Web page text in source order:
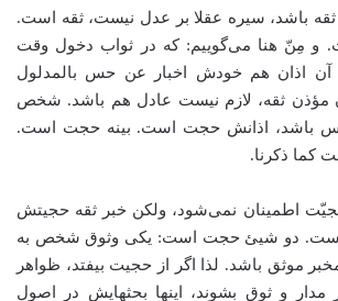
باشد، سیره عقلا بر عدل نیست، ثقه است.
و مِنّ هنا می‌گوییم: که در ثواب دخول وقت
آن اذان هم خودش اخبار عن حس بالمدلول
مؤذن ثقه، لازم نیست عادل هم باشد. شخص
باشد، اذانش حجت است. بینه حجت است.
کما ذکرنا.
اطمینان نمی‌شود، ولکن خبر ثقه حجیتش
نیست. دو شیئ حجت است: یکی وثوق شخص به
موثق باشد. لذا اگر از حجیت بیفتد، ظواهر
مدار و ثوق بشوند، اینها بحثهایش در اصول